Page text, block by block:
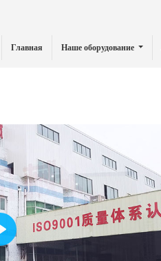
Главная Наше оборудование
Play